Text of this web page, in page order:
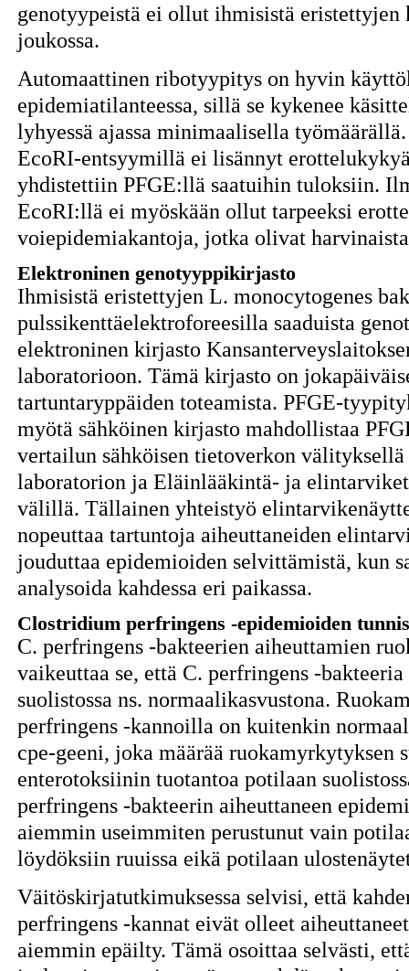
genotyypeistä ei ollut ihmisistä eristettyjen
joukossa.
Automaattinen ribotyypitys on hyvin
epidemiatilanteessa, sillä se kykenee
lyhyessä ajassa minimaalisella
EcoRI-entsyymillä ei lisännyt
yhdistettiin PFGE:llä saatuihin tuloksiin.
EcoRI:llä ei myöskään ollut tarpeeksi
voiepidemiakantoja, jotka olivat
Elektroninen genotyyppikirjasto
Ihmisistä eristettyjen L. monocytogenes
pulssikenttäelektroforeesilla saaduista
elektroninen kirjasto
laboratorioon. Tämä kirjasto on
tartuntaryppäiden toteamista. PFGE-
myötä sähköinen kirjasto mahdollistaa
vertailun sähköisen tietoverkon
laboratorion ja Eläinlääkintä- ja
välillä. Tällainen yhteistyö
nopeuttaa tartuntoja aiheuttaneiden
jouduttaa epidemioiden selvittämistä, kun
analysoida kahdessa eri paikassa.
Clostridium perfringens -epidemioiden
C. perfringens -bakteerien aiheuttamien
vaikeuttaa se, että C. perfringens -
suolistossa ns. normaalikasvustona.
perfringens -kannoilla on kuitenkin
cpe-geeni, joka määrää ruokamyrkytyksen
enterotoksiinin tuotantoa potilaan
perfringens -bakteerin aiheuttaneen
aiemmin useimmiten perustunut vain
löydöksiin ruuissa eikä potilaan
Väitöskirjatutkimuksessa selvisi, että
perfringens -kannat eivät olleet
aiemmin epäilty. Tämä osoittaa selvästi,